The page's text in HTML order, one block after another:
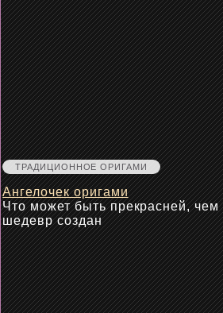
ТРАДИЦИОННОЕ ОРИГАМИ
Ангелочек оригами
Что может быть прекрасней,
шедевр создан